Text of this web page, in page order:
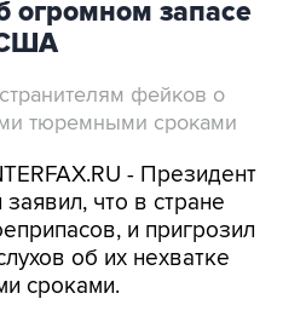
огромном запасе
фейков о
тюремными сроками
- Президент
что в стране
и пригрозил
об их нехватке
сроками.